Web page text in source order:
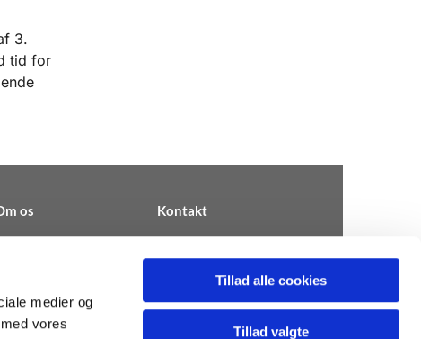
medier og
vores
Tillad alle cookies
Tillad valgte
3.
tid for
os Kontakt
∙ CVR 31812909